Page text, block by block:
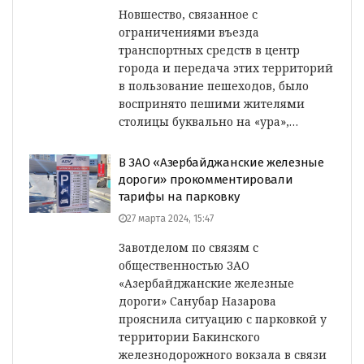
Новшество, связанное с
ограничениями въезда
транспортных средств в центр
города и передача этих территорий
в пользование пешеходов, было
воспринято пешими жителями
столицы буквально на «ура»,…
В ЗАО «Азербайджанские железные
дороги» прокомментировали
тарифы на парковку
27 марта 2024, 15:47
Завотделом по связям с
общественностью ЗАО
«Азербайджанские железные
дороги» Санубар Назарова
прояснила ситуацию с парковкой у
территории Бакинского
железнодорожного вокзала в связи